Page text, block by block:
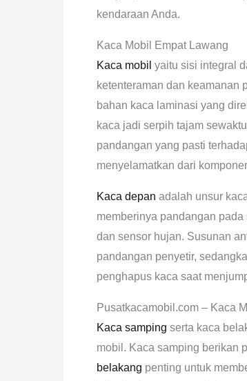
kendaraan Anda.
Kaca Mobil Empat Lawang
Kaca mobil yaitu sisi integral
ketenteraman dan keamanan
bahan kaca laminasi yang
kaca jadi serpih tajam
pandangan yang pasti
menyelamatkan dari
Kaca depan adalah unsur
memberinya pandangan
dan sensor hujan. Susunan
pandangan penyetir,
penghapus kaca saat
Pusatkacamobil.com – Kaca
Kaca samping serta kaca
mobil. Kaca samping berikan
belakang penting untuk